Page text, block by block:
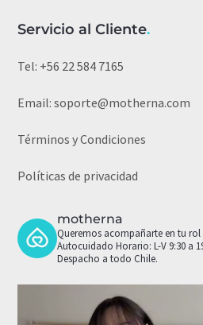
Servicio al Cliente.
Tel: +56 22 584 7165
Email:soporte@motherna.com
Términos y Condiciones
Políticas de privacidad
motherna
Queremos acompañarte en tu rol
Autocuidado Horario: L-V 9:30 a
Despacho a todo Chile.